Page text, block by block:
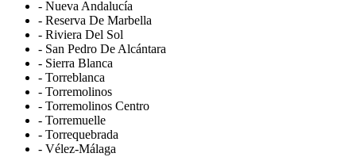
- Nueva Andalucía
- Reserva De Marbella
- Riviera Del Sol
- San Pedro De Alcántara
- Sierra Blanca
- Torreblanca
- Torremolinos
- Torremolinos Centro
- Torremuelle
- Torrequebrada
- Vélez-Málaga